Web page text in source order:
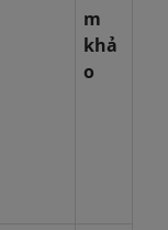
m
khả
o